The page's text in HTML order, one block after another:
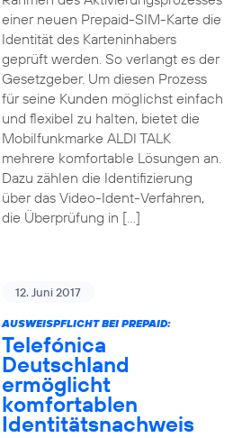
einer neuen Prepaid-SIM-Karte die
Identität des Karteninhabers
geprüft werden. So verlangt es der
Gesetzgeber. Um diesen Prozess
für seine Kunden möglichst einfach
und flexibel zu halten, bietet die
Mobilfunkmarke ALDI TALK
mehrere komfortable Lösungen an.
Dazu zählen die Identifizierung
über das Video-Ident-Verfahren,
die Überprüfung in […]
12. Juni 2017
AUSWEISPFLICHT BEI PREPAID:
Telefónica
Deutschland
ermöglicht
komfortablen
Identitätsnachweis